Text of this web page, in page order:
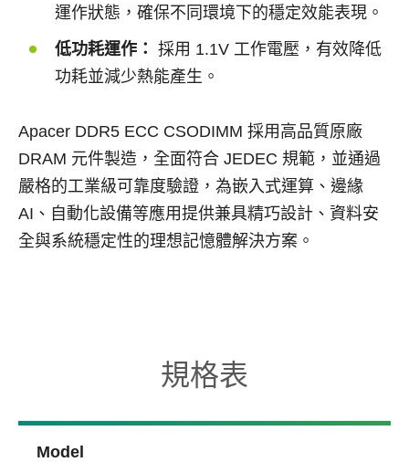
運作狀態，確保不同環境下的穩定效能表現。
低功耗運作： 採用 1.1V 工作電壓，有效降低
功耗並減少熱能產生。
Apacer DDR5 ECC CSODIMM 採用高品質原廠
DRAM 元件製造，全面符合 JEDEC 規範，並通過
嚴格的工業級可靠度驗證，為嵌入式運算、邊緣
AI、自動化設備等應用提供兼具精巧設計、資料安
全與系統穩定性的理想記憶體解決方案。
規格表
Model